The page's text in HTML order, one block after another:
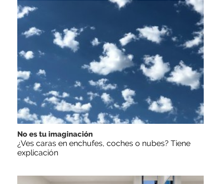
No es tu imaginación
¿Ves caras en enchufes, coches o nubes? Tiene
explicación